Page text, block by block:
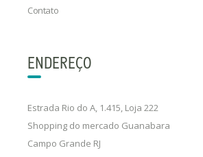
Contato
ENDEREÇO
Estrada Rio do A, 1.415, Loja 222
Shopping do mercado Guanabara
Campo Grande RJ